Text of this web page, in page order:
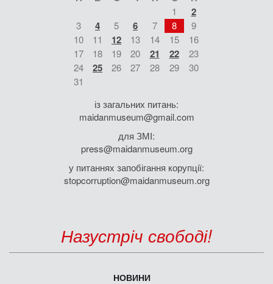
1 2
3 4 5 6 7 8
9
10
11 12 13 14 15
16
17
18 19 20 21 22
23
24
25 26 27 28 29
30
31
із загальних питань:
maidanmuseum@gmail.com
для ЗМІ:
press@maidanmuseum.org
у питаннях запобігання корупції:
stopcorruption@maidanmuseum.org
Назустріч свободі!
НОВИНИ